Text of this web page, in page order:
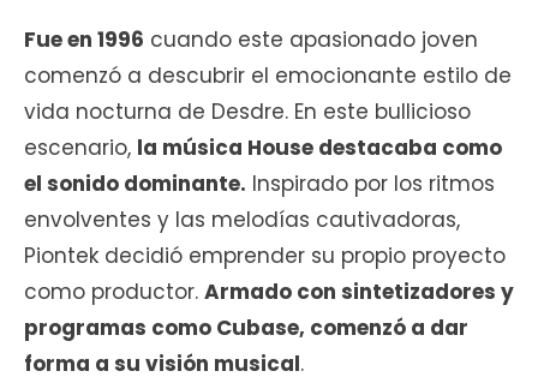
Fue en 1996 cuando este apasionado joven
comenzó a descubrir el emocionante estilo de
vida nocturna de Desdre. En este bullicioso
escenario, la música House destacaba como
el sonido dominante. Inspirado por los ritmos
envolventes y las melodías cautivadoras,
Piontek decidió emprender su propio proyecto
como productor. Armado con sintetizadores y
programas como Cubase, comenzó a dar
forma a su visión musical.